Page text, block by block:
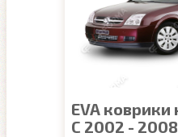
EVA коврики
C 2002 - 2008